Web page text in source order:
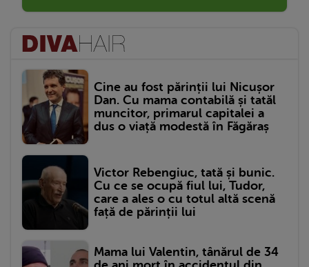
Cine au fost părinții lui Nicușor
Dan. Cu mama contabilă și tatăl
muncitor, primarul capitalei a
dus o viață modestă în Făgăraș
Victor Rebengiuc, tată și bunic.
Cu ce se ocupă fiul lui, Tudor,
care a ales o cu totul altă scenă
față de părinții lui
Mama lui Valentin, tânărul de 34